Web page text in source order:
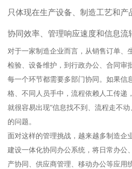
只体现在生产设备、制造工艺和
协同效率、管理响应速度和信息流
对于一家制造企业而言，从销售订单、
检验、设备维护，到行政办公、合同审
每一个环节都需要多部门协同。如果信
格、不同人员手中，流程依赖人工传递
就很容易出现“信息找不到、流程走不
的问题。
面对这样的管理挑战，越来越多制造企
建设一体化协同办公系统，将日常办公
产协同、供应商管理、移动办公等应用